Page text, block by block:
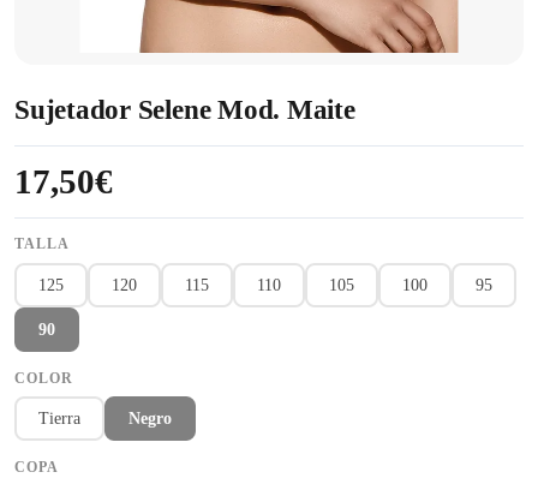
Sujetador Selene Mod. Maite
17,50€
TALLA
125 120 115 110 105 100 95
90
COLOR
Tierra Negro
COPA